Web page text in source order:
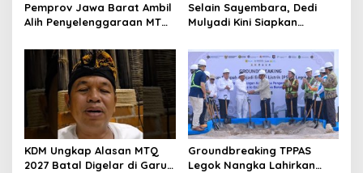
Pemprov Jawa Barat Ambil
Alih Penyelenggaraan MTQ
Jadi Tuan Rumah
Selain Sayembara, Dedi
Mulyadi Kini Siapkan
Sebarkan Lokasi Penjualan
Narkotika
KDM Ungkap Alasan MTQ
2027 Batal Digelar di Garut,
Groundbreaking TPPAS
Legok Nangka Lahirkan